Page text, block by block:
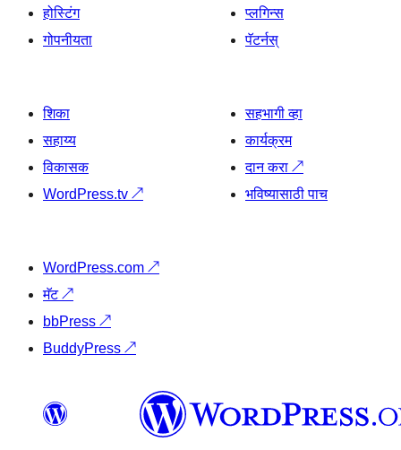
होस्टिंग
गोपनीयता
प्लगिन्स
पॅटर्नस्
शिका
सहाय्य
विकासक
WordPress.tv ↗
सहभागी व्हा
कार्यक्रम
दान करा ↗
भविष्यासाठी पाच
WordPress.com ↗
मॅट↗
bbPress ↗
BuddyPress ↗